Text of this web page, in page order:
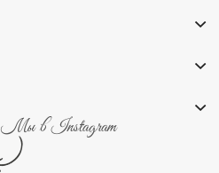
Мы в Instagram